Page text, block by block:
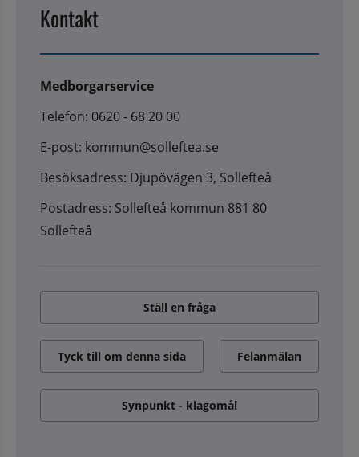
Kontakt
Medborgarservice
Telefon: 0620 - 68 20 00
E-post: kommun@solleftea.se
Besöksadress: Djupövägen 3, Sollefteå
Postadress: Sollefteå kommun 881 80
Sollefteå
Ställ en fråga
Tyck till om denna sida Felanmälan
Synpunkt - klagomål